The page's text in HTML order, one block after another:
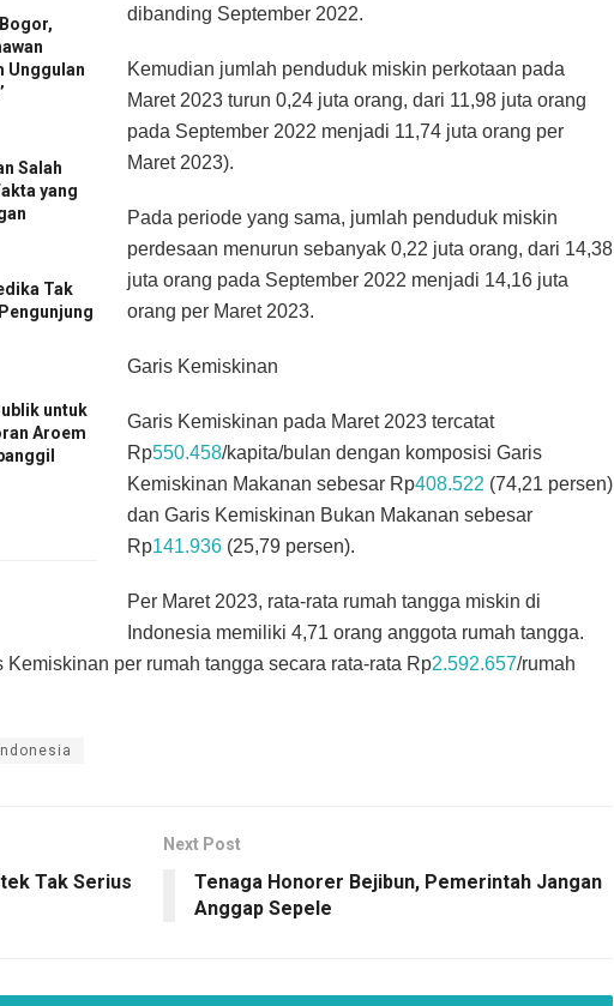
Unggulan
Salah
yang
Tak
untuk
Aroem
dibanding September 2022.
Kemudian jumlah penduduk miskin perkotaan pada
Maret 2023 turun 0,24 juta orang, dari 11,98 juta orang
pada September 2022 menjadi 11,74 juta orang per
Maret 2023).
Pada periode yang sama, jumlah penduduk miskin
perdesaan menurun sebanyak 0,22 juta orang, dari 14,38
juta orang pada September 2022 menjadi 14,16 juta
orang per Maret 2023.
Garis Kemiskinan
Garis Kemiskinan pada Maret 2023 tercatat
Rp550.458/kapita/bulan dengan komposisi Garis
Kemiskinan Makanan sebesar Rp408.522 (74,21 persen)
dan Garis Kemiskinan Bukan Makanan sebesar
Rp141.936 (25,79 persen).
Per Maret 2023, rata-rata rumah tangga miskin di
Indonesia memiliki 4,71 orang anggota rumah tangga.
per rumah tangga secara rata-rata Rp2.592.657/rumah
Tak Serius
Next Post
Tenaga Honorer Bejibun, Pemerintah Jangan
Anggap Sepele